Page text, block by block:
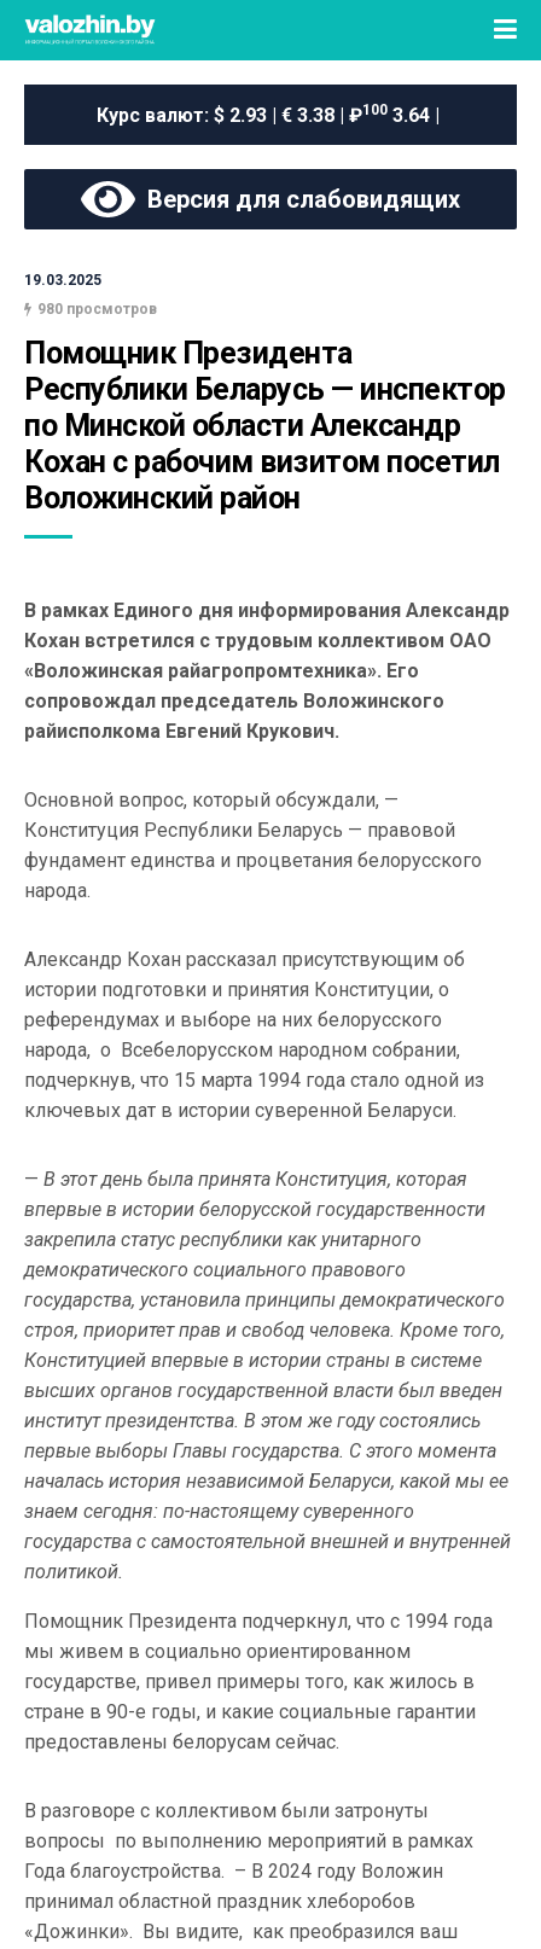
Курс валют: $ 2.93 | € 3.38 | ₽100 3.64 |
Версия для слабовидящих
19.03.2025
980 просмотров
Помощник Президента
Республики Беларусь — инспектор
по Минской области Александр
Кохан с рабочим визитом посетил
Воложинский район
В рамках Единого дня информирования Александр
Кохан встретился с трудовым коллективом ОАО
«Воложинская райагропромтехника». Его
сопровождал председатель Воложинского
райисполкома Евгений Крукович.
Основной вопрос, который обсуждали, —
Конституция Республики Беларусь — правовой
фундамент единства и процветания белорусского
народа.
Александр Кохан рассказал присутствующим об
истории подготовки и принятия Конституции, о
референдумах и выборе на них белорусского
народа, о Всебелорусском народном собрании,
подчеркнув, что 15 марта 1994 года стало одной из
ключевых дат в истории суверенной Беларуси.
— В этот день была принята Конституция, которая
впервые в истории белорусской государственности
закрепила статус республики как унитарного
демократического социального правового
государства, установила принципы демократического
строя, приоритет прав и свобод человека. Кроме того,
Конституцией впервые в истории страны в системе
высших органов государственной власти был введен
институт президентства. В этом же году состоялись
первые выборы Главы государства. С этого момента
началась история независимой Беларуси, какой мы ее
знаем сегодня: по-настоящему суверенного
государства с самостоятельной внешней и внутренней
политикой.
Помощник Президента подчеркнул, что с 1994 года
мы живем в социально ориентированном
государстве, привел примеры того, как жилось в
стране в 90-е годы, и какие социальные гарантии
предоставлены белорусам сейчас.
В разговоре с коллективом были затронуты
вопросы по выполнению мероприятий в рамках
Года благоустройства. – В 2024 году Воложин
принимал областной праздник хлеборобов
«Дожинки». Вы видите, как преобразился ваш